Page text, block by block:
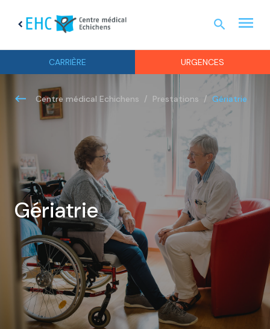
chevron_left
CARRIÈRE URGENCES
search menu
Centre médical Echichens Prestations Gériatrie
Gériatrie